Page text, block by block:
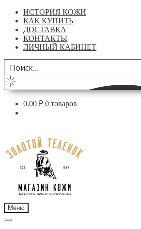
ИСТОРИЯ КОЖИ
КАК КУПИТЬ
ДОСТАВКА
КОНТАКТЫ
ЛИЧНЫЙ КАБИНЕТ
0.00 ₽ 0 товаров
навигации
содержимому
Меню